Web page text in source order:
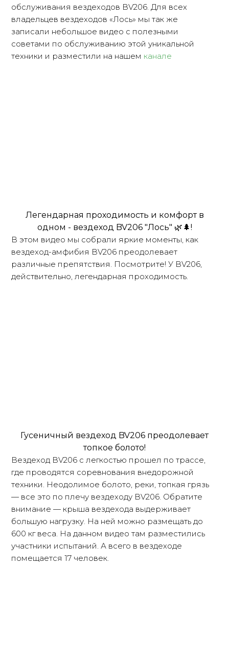
обслуживания вездеходов BV206. Для всех
владельцев вездеходов «Лось» мы так же
записали небольшое видео с полезными
советами по обслуживанию этой уникальной
техники и разместили на нашем канале
Легендарная проходимость и комфорт в
одном - вездеход BV206 "Лось" 🌿🌲!
В этом видео мы собрали яркие моменты, как
вездеход-амфибия BV206 преодолевает
различные препятствия. Посмотрите! У BV206,
действительно, легендарная проходимость.
Гусеничный вездеход BV206 преодолевает
топкое болото!
Вездеход BV206 с легкостью прошел по трассе,
где проводятся соревнования внедорожной
техники. Неодолимое болото, реки, топкая грязь
— все это по плечу вездеходу BV206. Обратите
внимание — крыша вездехода выдерживает
большую нагрузку. На ней можно размещать до
600 кг веса. На данном видео там разместились
участники испытаний. А всего в вездеходе
помещается 17 человек.